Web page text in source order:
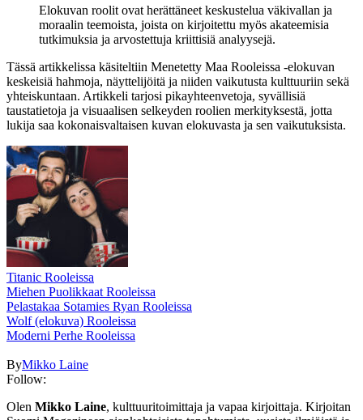
Elokuvan roolit ovat herättäneet keskustelua väkivallan ja
moraalin teemoista, joista on kirjoitettu myös akateemisia
tutkimuksia ja arvostettuja kriittisiä analyysejä.
Tässä artikkelissa käsiteltiin Menetetty Maa Rooleissa -elokuvan
keskeisiä hahmoja, näyttelijöitä ja niiden vaikutusta kulttuuriin sekä
yhteiskuntaan. Artikkeli tarjosi pikayhteenvetoja, syvällisiä
taustatietoja ja visuaalisen selkeyden roolien merkityksestä, jotta
lukija saa kokonaisvaltaisen kuvan elokuvasta ja sen vaikutuksista.
Titanic Rooleissa
Miehen Puolikkaat Rooleissa
Pelastakaa Sotamies Ryan Rooleissa
Wolf (elokuva) Rooleissa
Moderni Perhe Rooleissa
ByMikko Laine
Follow:
Olen Mikko Laine, kulttuuritoimittaja ja vapaa kirjoittaja. Kirjoitan